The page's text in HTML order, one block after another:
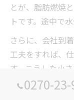
とが、脂肪燃焼
トです。途中で
さらに、会社到
工夫をすれば、
す。こうした小
適に続ける秘訣
0270-